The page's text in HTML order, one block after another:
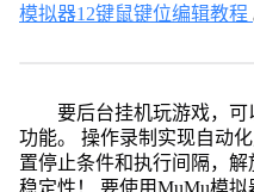
模拟器12键鼠键位编辑教程
要后台挂机玩游戏，可
功能。 操作录制实现自动
置停止条件和执行间隔，
稳定性！ 要使用MuMu模